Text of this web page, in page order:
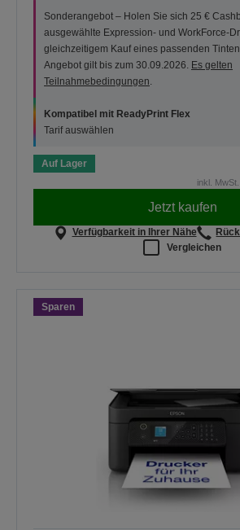
Sonderangebot – Holen Sie sich 25 €
ausgewählte Expression- und WorkForce-
gleichzeitigem Kauf eines passenden
Angebot gilt bis zum 30.09.2026. Es gelten
Teilnahmebedingungen.
Kompatibel mit ReadyPrint Flex
Tarif auswählen
Auf Lager
inkl.
Jetzt kaufen
Verfügbarkeit in Ihrer Nähe
Vergleichen
Sparen